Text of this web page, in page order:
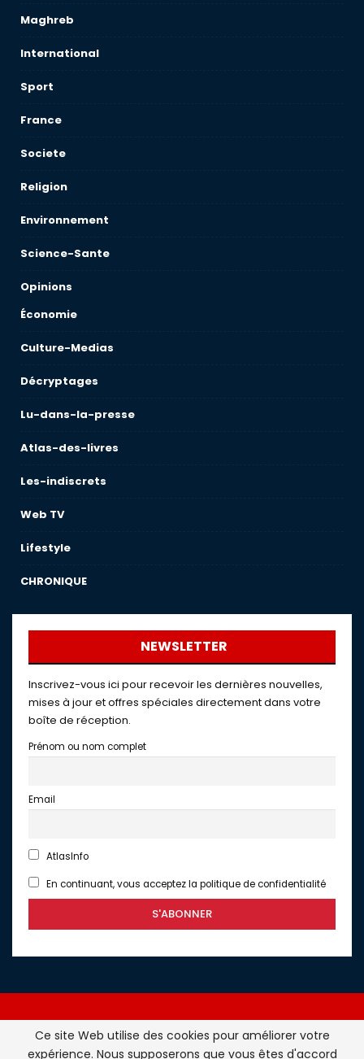
Maghreb
International
Sport
France
Societe
Religion
Environnement
Science-Sante
Opinions
Économie
Culture-Medias
Décryptages
Lu-dans-la-presse
Atlas-des-livres
Les-indiscrets
Web TV
Lifestyle
CHRONIQUE
NEWSLETTER
Inscrivez-vous ici pour recevoir les dernières nouvelles,
mises à jour et offres spéciales directement dans votre
boîte de réception.
Prénom ou nom complet
Email
AtlasInfo
En continuant, vous acceptez la politique de confidentialité
Ce site Web utilise des cookies pour améliorer votre
expérience. Nous supposerons que vous êtes d'accord